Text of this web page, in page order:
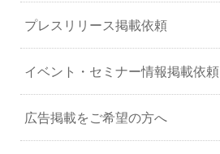
プレスリリース掲載依頼
イベント・セミナー情報掲載依頼
広告掲載をご希望の方へ